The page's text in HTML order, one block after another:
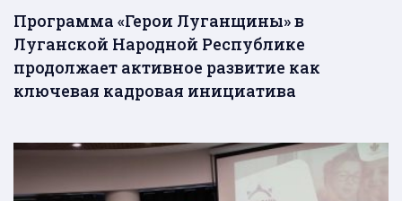
Программа «Герои Луганщины» в
Луганской Народной Республике
продолжает активное развитие как
ключевая кадровая инициатива